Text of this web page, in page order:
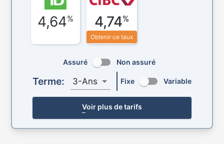
4,64% 4,74%
Obtenir ce taux
Assuré Non assuré
Terme: 3-Ans Fixe Variable
Voir plus de tarifs